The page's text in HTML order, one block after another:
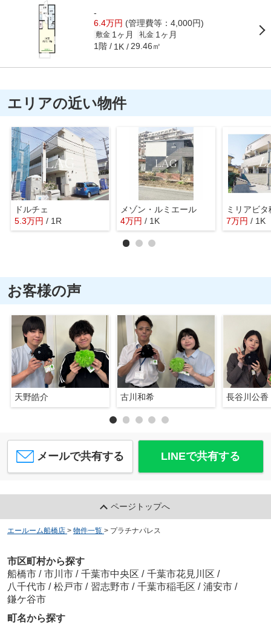
-
6.4万円 (管理費等：4,000円)
敷金 1ヶ月 礼金 1ヶ月
1階 1K 29.46㎡
エリアの近い物件
ドルチェ
5.3万円 / 1R
メゾン・ルミエール
4万円 / 1K
ミリアビタ
7万円 / 1K
お客様の声
天野皓介 古川和希 長谷川公香
メールで共有する LINEで共有する
ページトップへ
エールーム船橋店 > 物件一覧 > プラチナパレス
市区町村から探す
船橋市 / 市川市 / 千葉市中央区 / 千葉市花見川区 /
八千代市 / 松戸市 / 習志野市 / 千葉市稲毛区 / 浦安市 /
鎌ケ谷市
町名から探す